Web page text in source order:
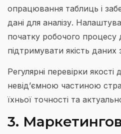
опрацювання таблиць і
дані для аналізу.
початку робочого процесу
підтримувати якість
Регулярні перевірки
невід’ємною частиною
їхньої точності та
3.